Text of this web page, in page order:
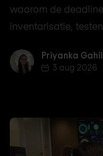
waarom de
inventarisatie,
Priyanka Gahilot
Priyanka
3 aug 2026